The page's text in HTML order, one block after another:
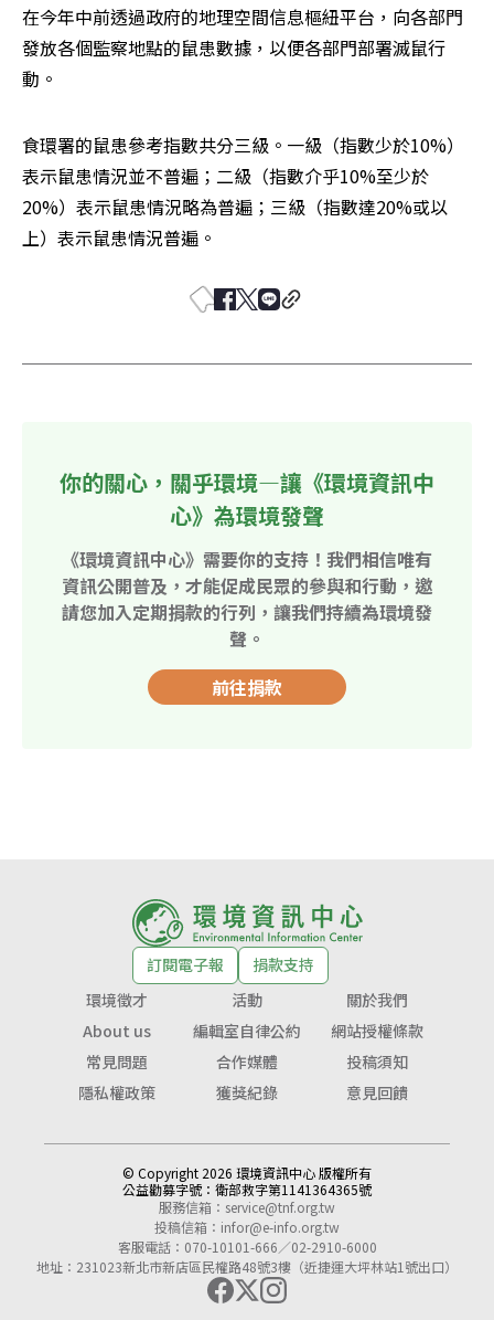
在今年中前透過政府的地理空間信息樞紐平台，向各部門
發放各個監察地點的鼠患數據，以便各部門部署滅鼠行
動。
食環署的鼠患參考指數共分三級。一級（指數少於10%）
表示鼠患情況並不普遍；二級（指數介乎10%至少於
20%）表示鼠患情況略為普遍；三級（指數達20%或以
上）表示鼠患情況普遍。
你的關心，關乎環境—讓《環境資訊中
心》為環境發聲
《環境資訊中心》需要你的支持！我們相信唯有
資訊公開普及，才能促成民眾的參與和行動，邀
請您加入定期捐款的行列，讓我們持續為環境發
聲。
前往捐款
訂閱電子報
捐款支持
環境徵才
活動
關於我們
About us
編輯室自律公約
網站授權條款
常見問題
合作媒體
投稿須知
隱私權政策
獲獎紀錄 意見回饋
© Copyright 2026 環境資訊中心 版權所有
公益勸募字號： 衛部救字第1141364365號
服務信箱： service@tnf.org.tw
投稿信箱： infor@e-info.org.tw
客服電話：070-10101-666／02-2910-6000
地址：231023新北市新店區民權路48號3樓（近捷運大坪林站1號出口）